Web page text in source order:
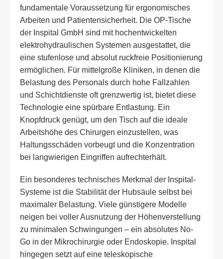
fundamentale Voraussetzung für ergonomisches
Arbeiten und Patientensicherheit. Die OP-Tische
der Inspital GmbH sind mit hochentwickelten
elektrohydraulischen Systemen ausgestattet, die
eine stufenlose und absolut ruckfreie Positionierung
ermöglichen. Für mittelgroße Kliniken, in denen die
Belastung des Personals durch hohe Fallzahlen
und Schichtdienste oft grenzwertig ist, bietet diese
Technologie eine spürbare Entlastung. Ein
Knopfdruck genügt, um den Tisch auf die ideale
Arbeitshöhe des Chirurgen einzustellen, was
Haltungsschäden vorbeugt und die Konzentration
bei langwierigen Eingriffen aufrechterhält.
Ein besonderes technisches Merkmal der Inspital-
Systeme ist die Stabilität der Hubsäule selbst bei
maximaler Belastung. Viele günstigere Modelle
neigen bei voller Ausnutzung der Höhenverstellung
zu minimalen Schwingungen – ein absolutes No-
Go in der Mikrochirurgie oder Endoskopie. Inspital
hingegen setzt auf eine teleskopische